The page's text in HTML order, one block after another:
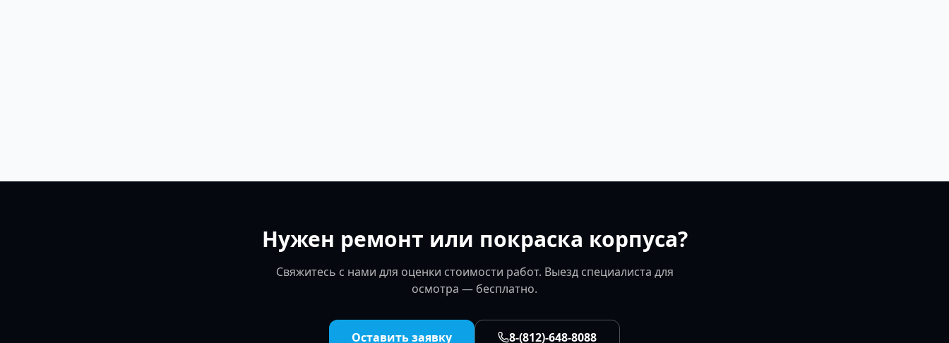
Нужен ремонт или покраска корпуса?
Свяжитесь с нами для оценки стоимости работ. Выезд специалиста для
осмотра — бесплатно.
Оставить заявку 8-(812)-648-8088